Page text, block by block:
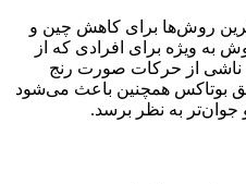
روش‌ها برای کاهش چین و
ویژه برای افرادی که از
از حرکات صورت رنج
بوتاکس همچنین باعث می‌شود
به نظر برسد.